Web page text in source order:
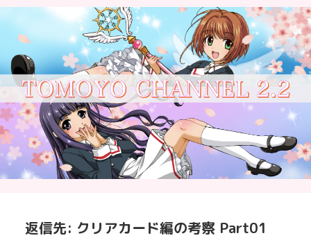
返信先: クリアカード編の考察 Part01